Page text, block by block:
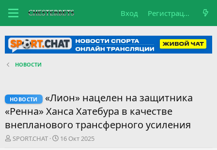
Вход Регистрация
НОВОСТИ
НОВОСТИ
«Лион» нацелен на защитника
«Ренна» Ханса Хатебура в качестве
внепланового трансферного усиления
А
SPORT.CHAT
Д
16 Окт 2025